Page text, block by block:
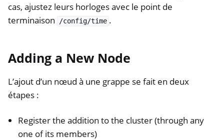
cas, ajustez leurs horloges avec le point de
terminaison
/config/time .
Adding a New Node
L’ajout d’un nœud à une grappe se fait en deux
étapes :
Register the addition to the cluster (through any
one of its members)